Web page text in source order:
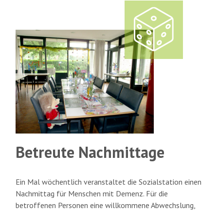
Betreute Nachmittage
Ein Mal wöchentlich veranstaltet die Sozialstation einen
Nachmittag für Menschen mit Demenz. Für die
betroffenen Personen eine willkommene Abwechslung,